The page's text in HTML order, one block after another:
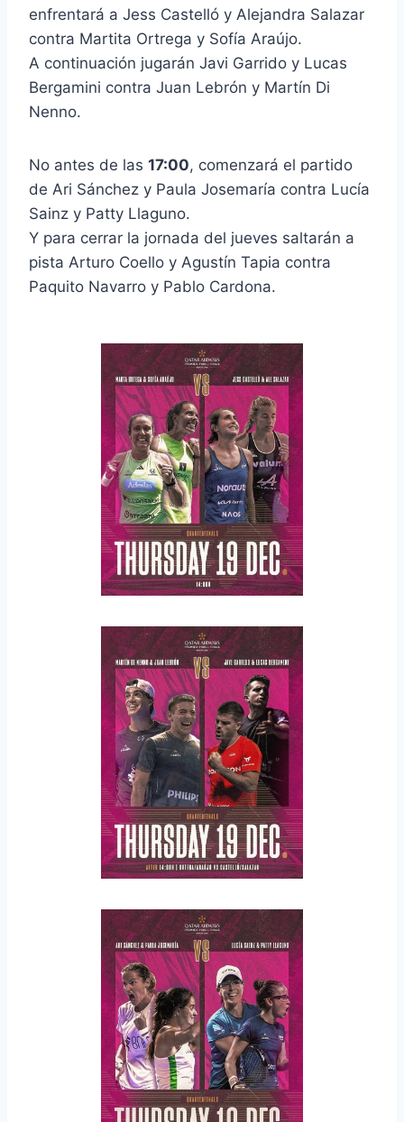
enfrentará a Jess Castelló y Alejandra Salazar
contra Martita Ortrega y Sofía Araújo.
A continuación jugarán Javi Garrido y Lucas
Bergamini contra Juan Lebrón y Martín Di
Nenno.
No antes de las 17:00, comenzará el partido
de Ari Sánchez y Paula Josemaría contra Lucía
Sainz y Patty Llaguno.
Y para cerrar la jornada del jueves saltarán a
pista Arturo Coello y Agustín Tapia contra
Paquito Navarro y Pablo Cardona.